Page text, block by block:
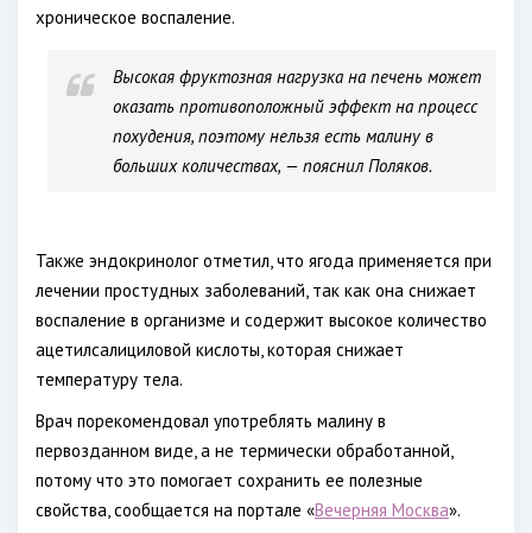
хроническое воспаление.
Высокая фруктозная нагрузка на печень может
оказать противоположный эффект на процесс
похудения, поэтому нельзя есть малину в
больших количествах, — пояснил Поляков.
Также эндокринолог отметил, что ягода применяется при
лечении простудных заболеваний, так как она снижает
воспаление в организме и содержит высокое количество
ацетилсалициловой кислоты, которая снижает
температуру тела.
Врач порекомендовал употреблять малину в
первозданном виде, а не термически обработанной,
потому что это помогает сохранить ее полезные
свойства, сообщается на портале «Вечерняя Москва».